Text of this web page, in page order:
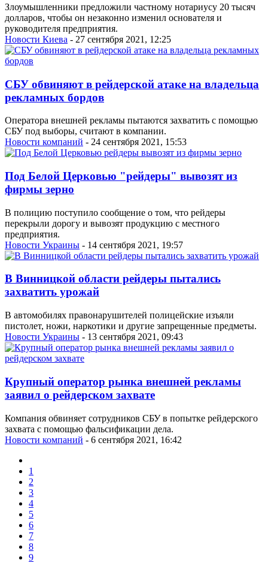
Злоумышленники предложили частному нотариусу 20 тысяч
долларов, чтобы он незаконно изменил основателя и
руководителя предприятия.
Новости Киева - 27 сентября 2021, 12:25
СБУ обвиняют в рейдерской атаке на владельца
рекламных бордов
Оператора внешней рекламы пытаются захватить с помощью
СБУ под выборы, считают в компании.
Новости компаний - 24 сентября 2021, 15:53
Под Белой Церковью "рейдеры" вывозят из
фирмы зерно
В полицию поступило сообщение о том, что рейдеры
перекрыли дорогу и вывозят продукцию с местного
предприятия.
Новости Украины - 14 сентября 2021, 19:57
В Винницкой области рейдеры пытались
захватить урожай
В автомобилях правонарушителей полицейские изъяли
пистолет, ножи, наркотики и другие запрещенные предметы.
Новости Украины - 13 сентября 2021, 09:43
Крупный оператор рынка внешней рекламы
заявил о рейдерском захвате
Компания обвиняет сотрудников СБУ в попытке рейдерского
захвата с помощью фальсификации дела.
Новости компаний - 6 сентября 2021, 16:42
1
2
3
4
5
6
7
8
9